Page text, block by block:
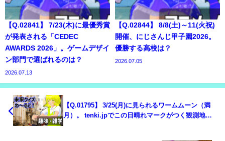
【Q.02841】 7/23(木)に最優秀賞
が発表される「CEDEC
AWARDS 2026」。ゲームデザイ
ン部門で選ばれるのは？
2026.07.13
【Q.02844】 8/8(土)～11(火祝)
開催、にじさんじ甲子園2026。
優勝する高校は？
2026.07.05
【Q.01795】 3/25(月)に見られるワームムーン（満
月）。 tenki.jpでこの日晴れマークがつく観測地点